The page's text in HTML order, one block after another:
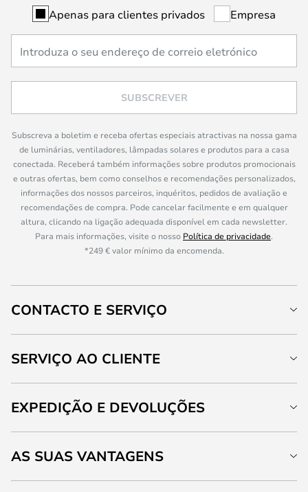
Apenas para clientes privados Empresa
SUBSCREVER
Subscreva a boletim e receba ofertas especiais atractivas na nossa gama
de luminárias, ventiladores, lâmpadas solares e produtos para a casa
conectada. Receberá também informações sobre produtos promocionais
e outras ofertas, bem como conselhos e recomendações personalizados,
informações dos nossos parceiros, inquéritos, pedidos de avaliação e
recomendações de compra. Pode cancelar facilmente e em qualquer
altura, clicando na ligação adequada disponível em cada newsletter.
Para mais informações, visite o nosso Política de privacidade.
*249 € valor mínimo da encomenda.
CONTACTO E SERVIÇO
SERVIÇO AO CLIENTE
EXPEDIÇÃO E DEVOLUÇÕES
AS SUAS VANTAGENS